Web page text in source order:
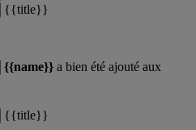
{{title}}
{{name}} a bien été ajouté aux
{{title}}